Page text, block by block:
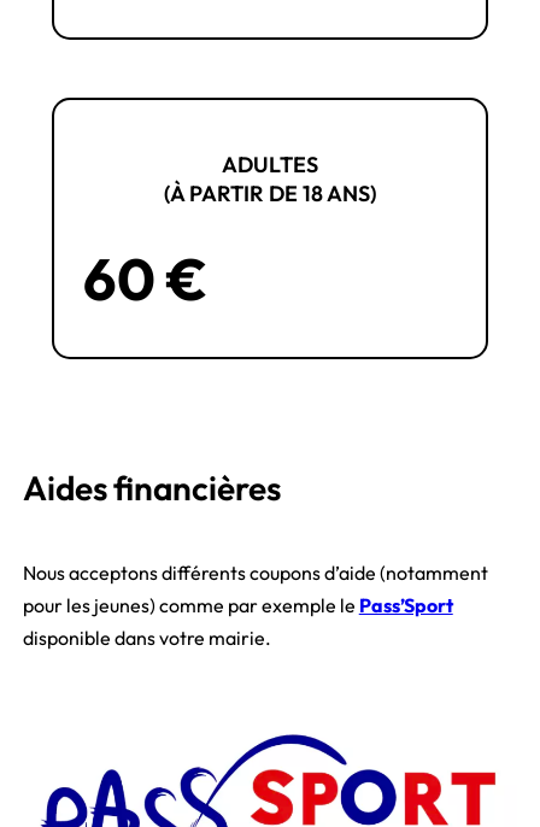
ADULTES
(À PARTIR DE 18 ANS)
60 €
Aides financières
Nous acceptons différents coupons d’aide (notamment
pour les jeunes) comme par exemple le Pass’Sport
disponible dans votre mairie.